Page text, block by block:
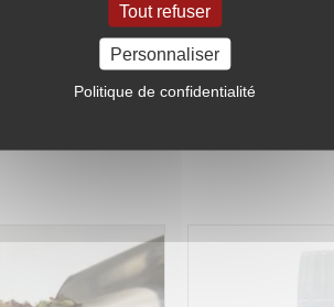
– 30 capsules
Ajouter au
Queues de
vrac –
Choix
la
Tout refuser
Personnaliser
Politique de confidentialité